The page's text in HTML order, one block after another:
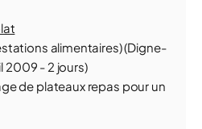
alimentaires) (Digne-
2009 - 2 jours)
de plateaux repas pour un